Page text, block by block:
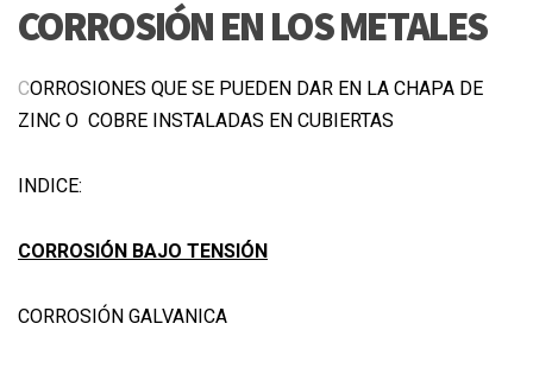
CORROSIÓN EN LOS METALES
CORROSIONES QUE SE PUEDEN DAR EN LA CHAPA DE
ZINC O COBRE INSTALADAS EN CUBIERTAS
INDICE:
CORROSIÓN BAJO TENSIÓN
CORROSIÓN GALVANICA